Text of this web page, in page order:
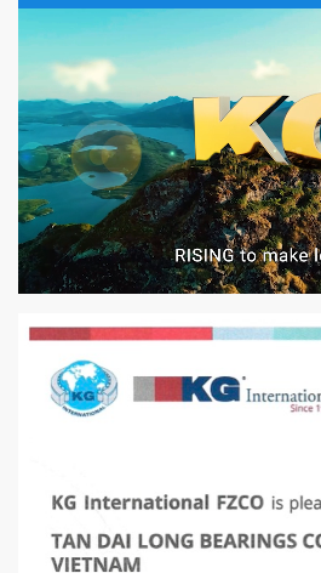
VÒNG BI PHS20
5200